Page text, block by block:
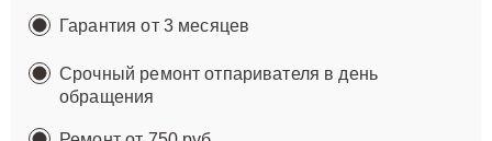
Гарантия от 3 месяцев
Срочный ремонт отпаривателя в день
обращения